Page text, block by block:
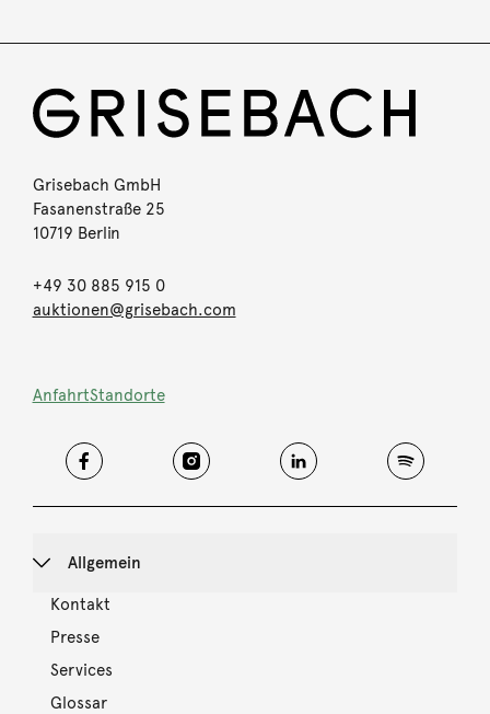
Grisebach GmbH
Fasanenstraße 25
10719 Berlin
+49 30 885 915 0
auktionen@grisebach.com
AnfahrtStandorte
Allgemein
Kontakt
Presse
Services
Glossar